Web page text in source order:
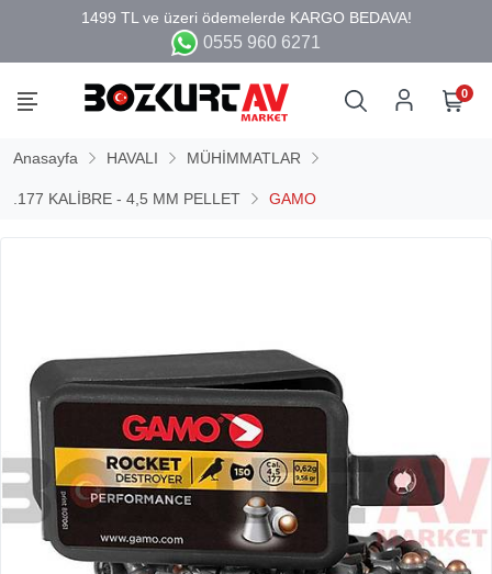
0555 960 6271
0
Anasayfa HAVALI MÜHİMMATLAR
.177 KALİBRE - 4,5 MM PELLET GAMO